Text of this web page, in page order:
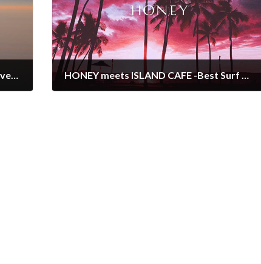
HONEY meets ISLAND CAFE -Chill Wave- Mixed by DJ HASEBE HONEY meets ISLAND CAFE -Best Surf Trip 4 Twilight- Mixed by DJ HASEBE